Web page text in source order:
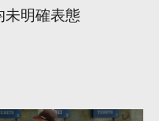
未明確表態